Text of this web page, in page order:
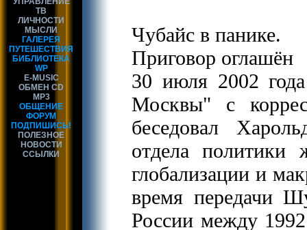
ТВ
ЛИЧНОСТИ
МЫСЛИ
ГАЛЕРЕЯ
ПУТЕШЕСТВИЯ
БИБЛИОТЕКА
WP
E-MUSIC
ОБМЕН CD
MP3
ОБЩЕНИЕ
ФОРУМ
ПОДПИШИСЬ!
ПОЛЕЗНОЕ
НОВОСТИ
ССЫЛКИ
Чубайс в панике.
Приговор оглашён
30 июля 2002
Москвы" с
беседовал
отдела
глобализации и
время передачи
России между